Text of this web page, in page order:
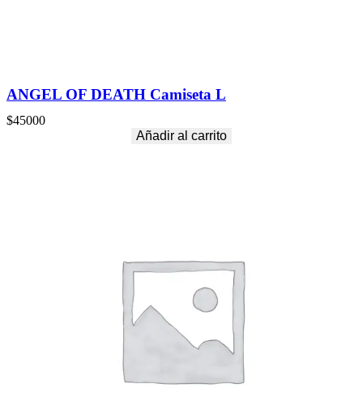
ANGEL OF DEATH Camiseta L
$45000
Añadir al carrito